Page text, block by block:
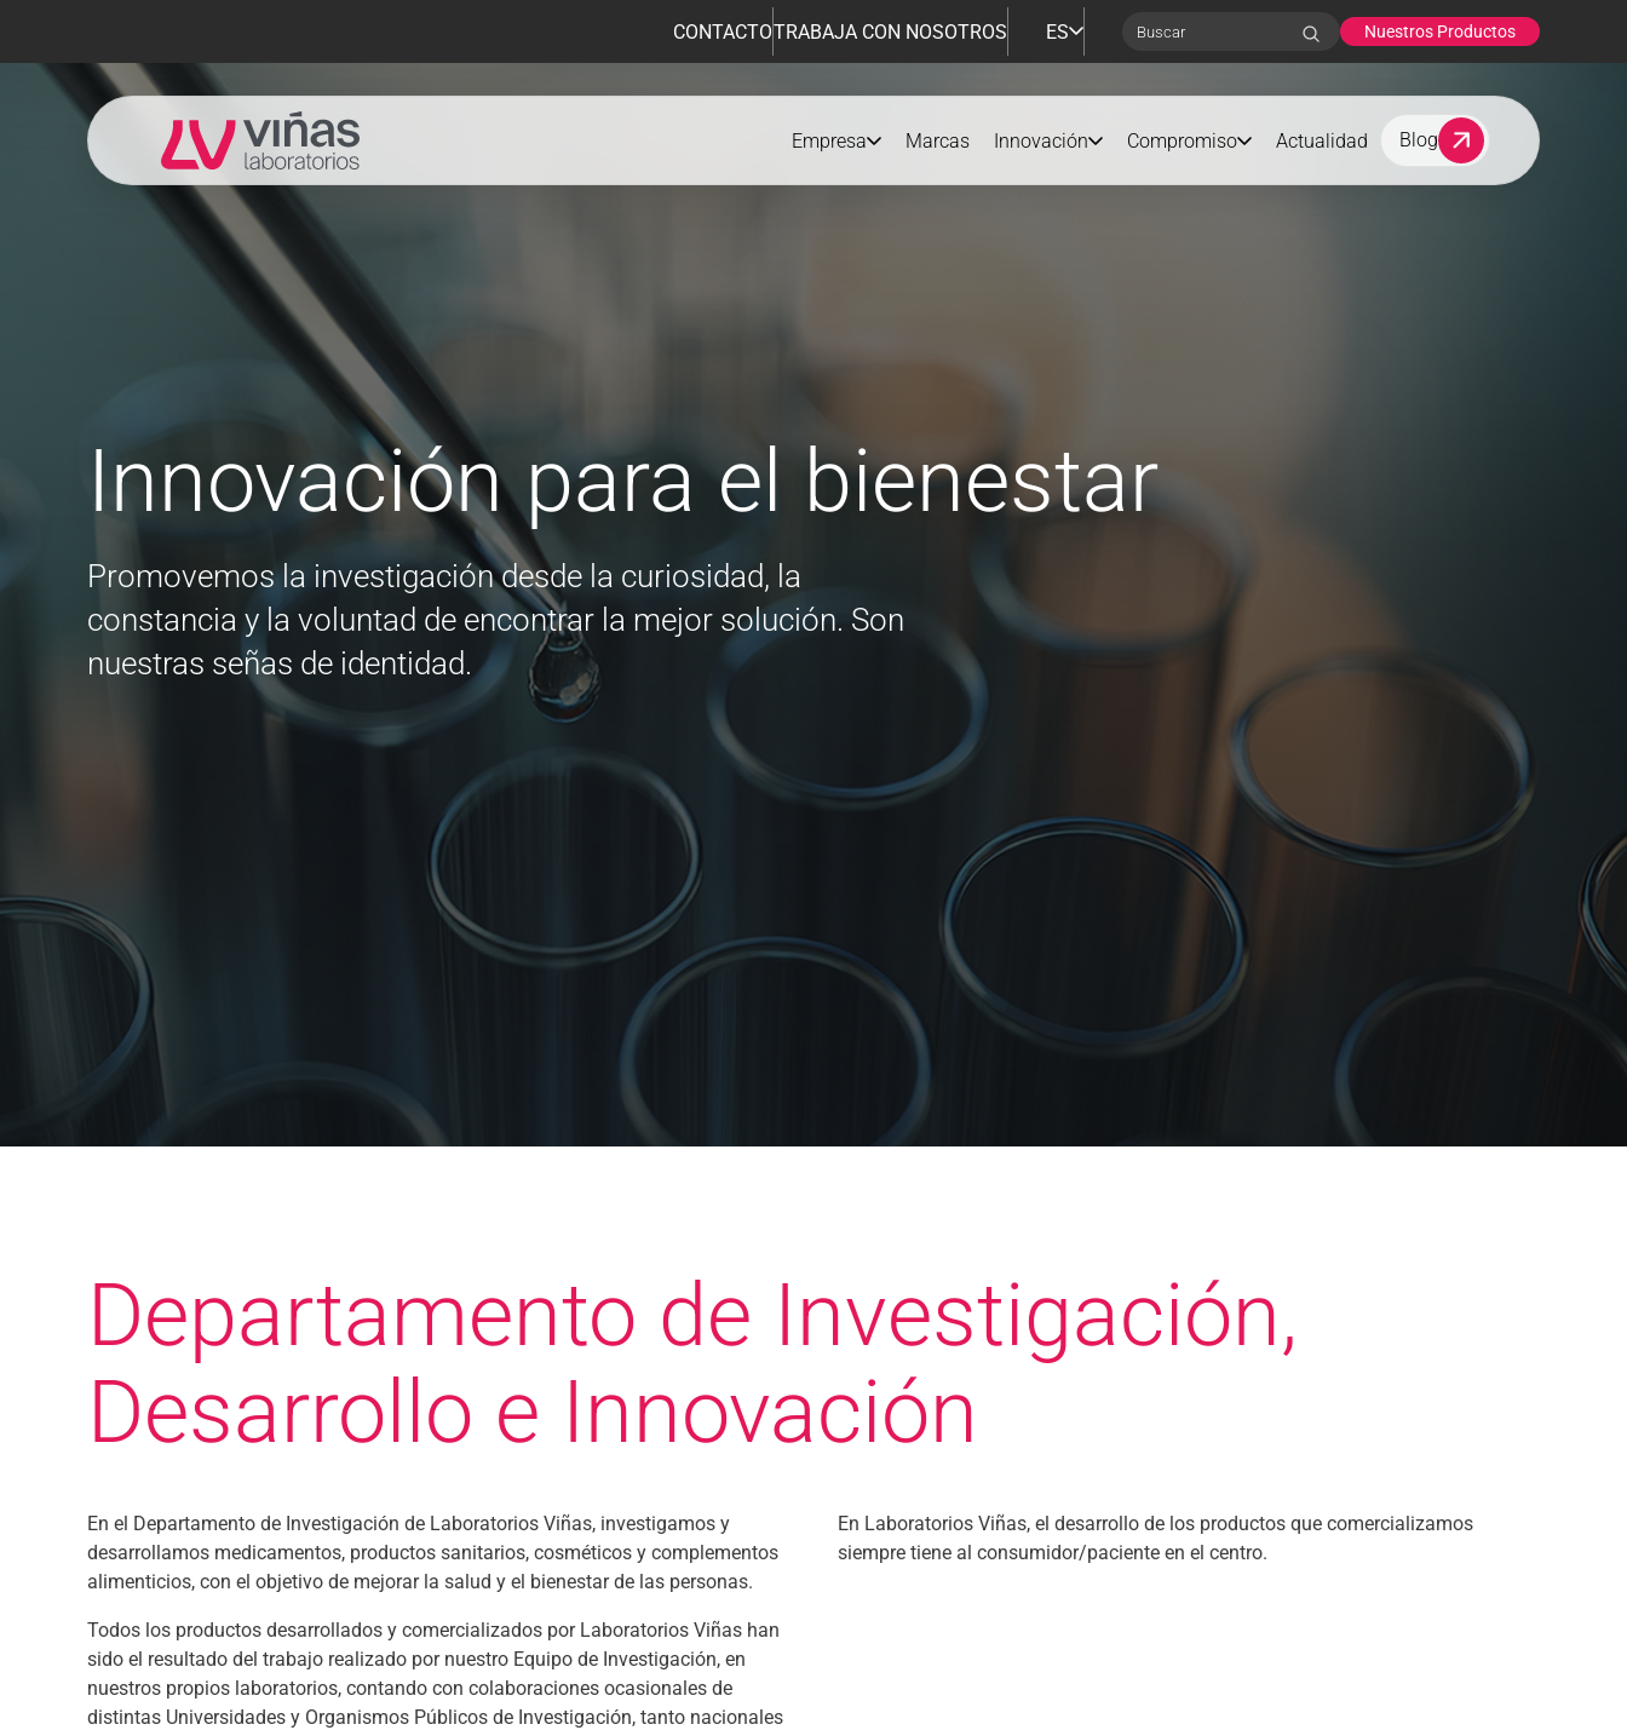
CONTACTOTRABAJA CON NOSOTROS ES Search Nuestros Productos
Laboratorios Viñas Empresa Marcas Innovación Compromiso Actualidad Blog
Innovación para el bienestar
Promovemos la investigación desde la curiosidad, la
constancia y la voluntad de encontrar la mejor solución. Son
nuestras señas de identidad.
Departamento de Investigación,
Desarrollo e Innovación
En el Departamento de Investigación de Laboratorios Viñas, investigamos y
desarrollamos medicamentos, productos sanitarios, cosméticos y complementos
alimenticios, con el objetivo de mejorar la salud y el bienestar de las personas.
Todos los productos desarrollados y comercializados por Laboratorios Viñas han
sido el resultado del trabajo realizado por nuestro Equipo de Investigación, en
nuestros propios laboratorios, contando con colaboraciones ocasionales de
distintas Universidades y Organismos Públicos de Investigación, tanto nacionales
En Laboratorios Viñas, el desarrollo de los productos que comercializamos
siempre tiene al consumidor/paciente en el centro.